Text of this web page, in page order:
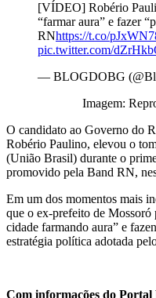
[VÍDEO] Robério
“farmar aura” e fazer
RNhttps://t.co/
pic.twitter.com/
— BLOGDOBG
Imagem:
O candidato ao Governo do
Robério Paulino, elevou o
(União Brasil) durante o
promovido pela Band RN,
Em um dos momentos mais
que o ex-prefeito de Mossoró
cidade farmando aura” e
estratégia política adotada
Com informações do